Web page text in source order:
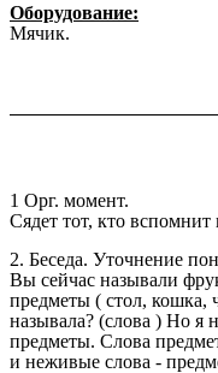
Оборудование:
Мячик.
1 Орг. момент.
Сядет тот, кто вспомнит
2. Беседа. Уточнение
Вы сейчас называли
предметы ( стол, кошка,
называла? (слова ) Но я
предметы. Слова
и неживые слова -